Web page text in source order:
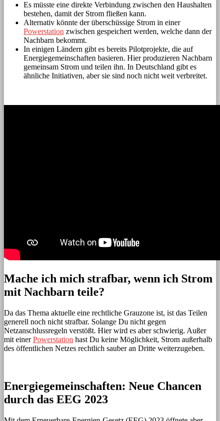
Es müsste eine direkte Verbindung zwischen den Haushalten
bestehen, damit der Strom fließen kann.
Alternativ könnte der überschüssige Strom in einer
Powerstation zwischen gespeichert werden, welche dann der
Nachbarn bekommt.
In einigen Ländern gibt es bereits Pilotprojekte, die auf
Energiegemeinschaften basieren. Hier produzieren Nachbarn
gemeinsam Strom und teilen ihn. In Deutschland gibt es
ähnliche Initiativen, aber sie sind noch nicht weit verbreitet.
Mache ich mich strafbar, wenn ich Strom
mit Nachbarn teile?
Da das Thema aktuelle eine rechtliche Grauzone ist, ist das Teilen
generell noch nicht strafbar. Solange Du nicht gegen
Netzanschlussregeln verstößt. Hier wird es aber schwierig. Außer
mit einerPowerstation hast Du keine Möglichkeit, Strom außerhalb
des öffentlichen Netzes rechtlich sauber an Dritte weiterzugeben.
Energiegemeinschaften: Neue Chancen
durch das EEG 2023